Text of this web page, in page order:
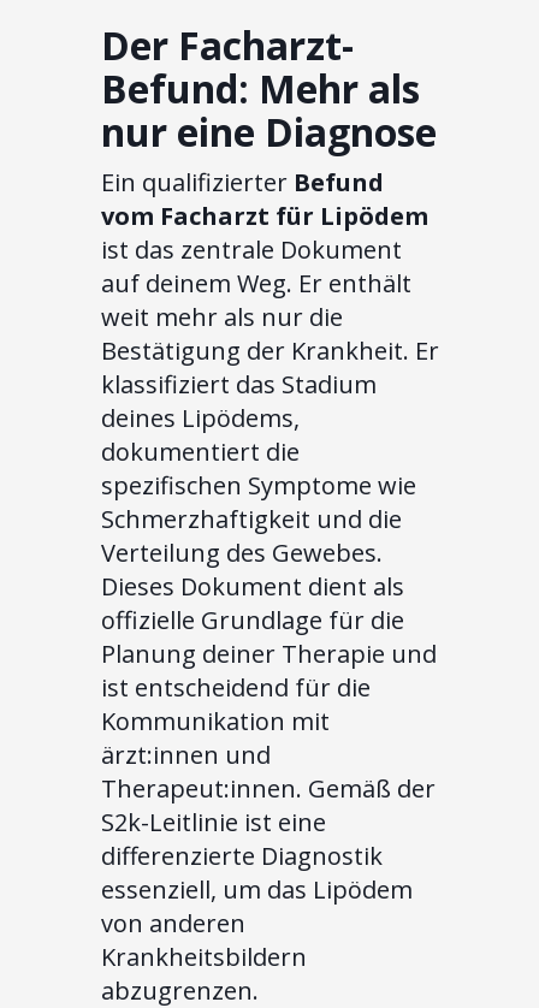
Der Facharzt-
Befund: Mehr als
nur eine Diagnose
Ein qualifizierter Befund
vom Facharzt für Lipödem
ist das zentrale Dokument
auf deinem Weg. Er enthält
weit mehr als nur die
Bestätigung der Krankheit. Er
klassifiziert das Stadium
deines Lipödems,
dokumentiert die
spezifischen Symptome wie
Schmerzhaftigkeit und die
Verteilung des Gewebes.
Dieses Dokument dient als
offizielle Grundlage für die
Planung deiner Therapie und
ist entscheidend für die
Kommunikation mit
ärzt:innen und
Therapeut:innen. Gemäß der
S2k-Leitlinie ist eine
differenzierte Diagnostik
essenziell, um das Lipödem
von anderen
Krankheitsbildern
abzugrenzen.